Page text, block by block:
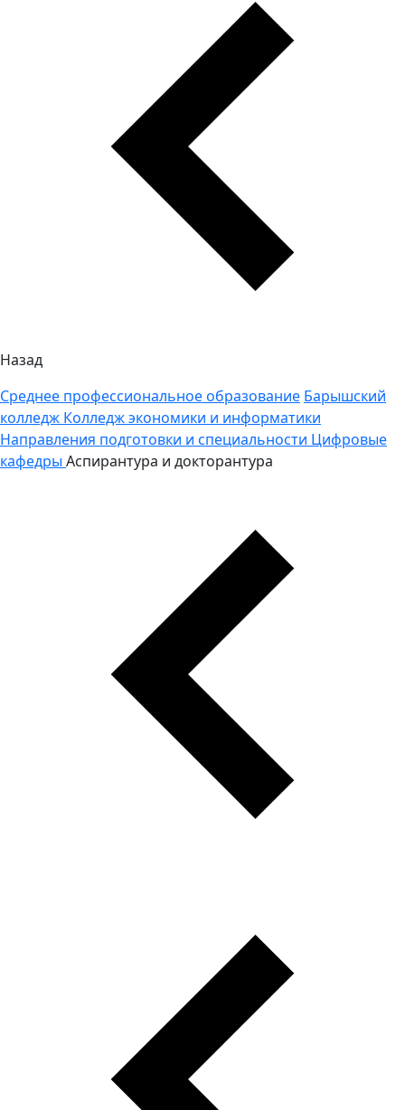
Назад
Среднее профессиональное образование Барышский
колледж Колледж экономики и информатики
Направления подготовки и специальности Цифровые
кафедры Аспирантура и докторантура